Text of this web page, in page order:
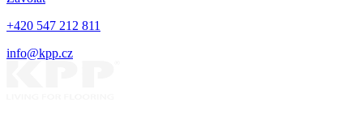
+420 547 212 811
info@kpp.cz